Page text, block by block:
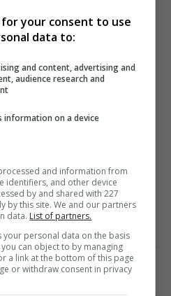
вінницької філії КРРТ
«1+1 медіа»,
Ткаченко вказав на
до банкрутства
РРТ.
ЦИФРА
Twitter 0
your consent to use
data to:
and content, advertising and
audience research and
information on a device
and information from
identifiers, and other device
by and shared with 227
by this site. We and our partners
data. List of partners.
your personal data on the basis
can object to by managing
a link at the bottom of this page
or withdraw consent in privacy